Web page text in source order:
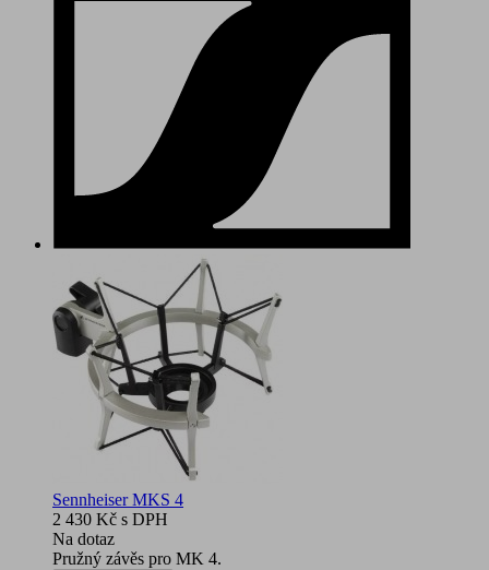
Sennheiser MKS 4
2 430 Kč s DPH
Na dotaz
Pružný závěs pro MK 4.